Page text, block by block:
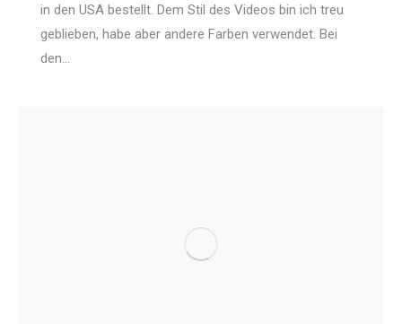
in den USA bestellt. Dem Stil des Videos bin ich treu
geblieben, habe aber andere Farben verwendet. Bei
den…